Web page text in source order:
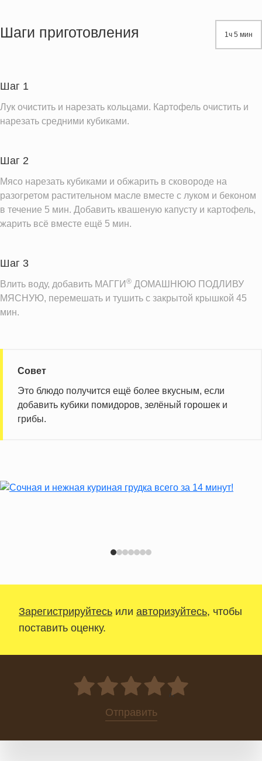
Жиры
Информация для одной порции
Шаги приготовления 1ч 5 мин
Шаг 1
Лук очистить и нарезать кольцами. Картофель очистить и
нарезать средними кубиками.
Шаг 2
Мясо нарезать кубиками и обжарить в сковороде на
разогретом растительном масле вместе с луком и беконом
в течение 5 мин. Добавить квашеную капусту и картофель,
жарить всё вместе ещё 5 мин.
Шаг 3
Влить воду, добавить МАГГИ ® ДОМАШНЮЮ ПОДЛИВУ
МЯСНУЮ, перемешать и тушить с закрытой крышкой 45
мин.
Совет
Это блюдо получится ещё более вкусным, если
добавить кубики помидоров, зелёный горошек и
грибы.
Зарегистрируйтесь или авторизуйтесь, чтобы
поставить оценку.
0
Отправить